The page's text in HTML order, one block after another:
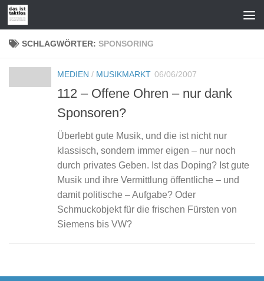
Zum Inhalt springen
SCHLAGWÖRTER: SPONSORING
MEDIEN / MUSIKMARKT 06/06/2007
112 – Offene Ohren – nur dank
Sponsoren?
Überlebt gute Musik, und die ist nicht nur
klassisch, sondern immer eigen – nur noch
durch privates Geben. Ist das Doping? Ist gute
Musik und ihre Vermittlung öffentliche – und
damit politische – Aufgabe? Oder
Schmuckobjekt für die frischen Fürsten von
Siemens bis VW?